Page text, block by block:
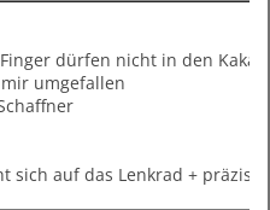
dürfen nicht in den
umgefallen
sich auf das Lenkrad +